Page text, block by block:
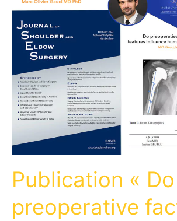
Président
l’AJCR
22/24
Publication « Do
preoperative